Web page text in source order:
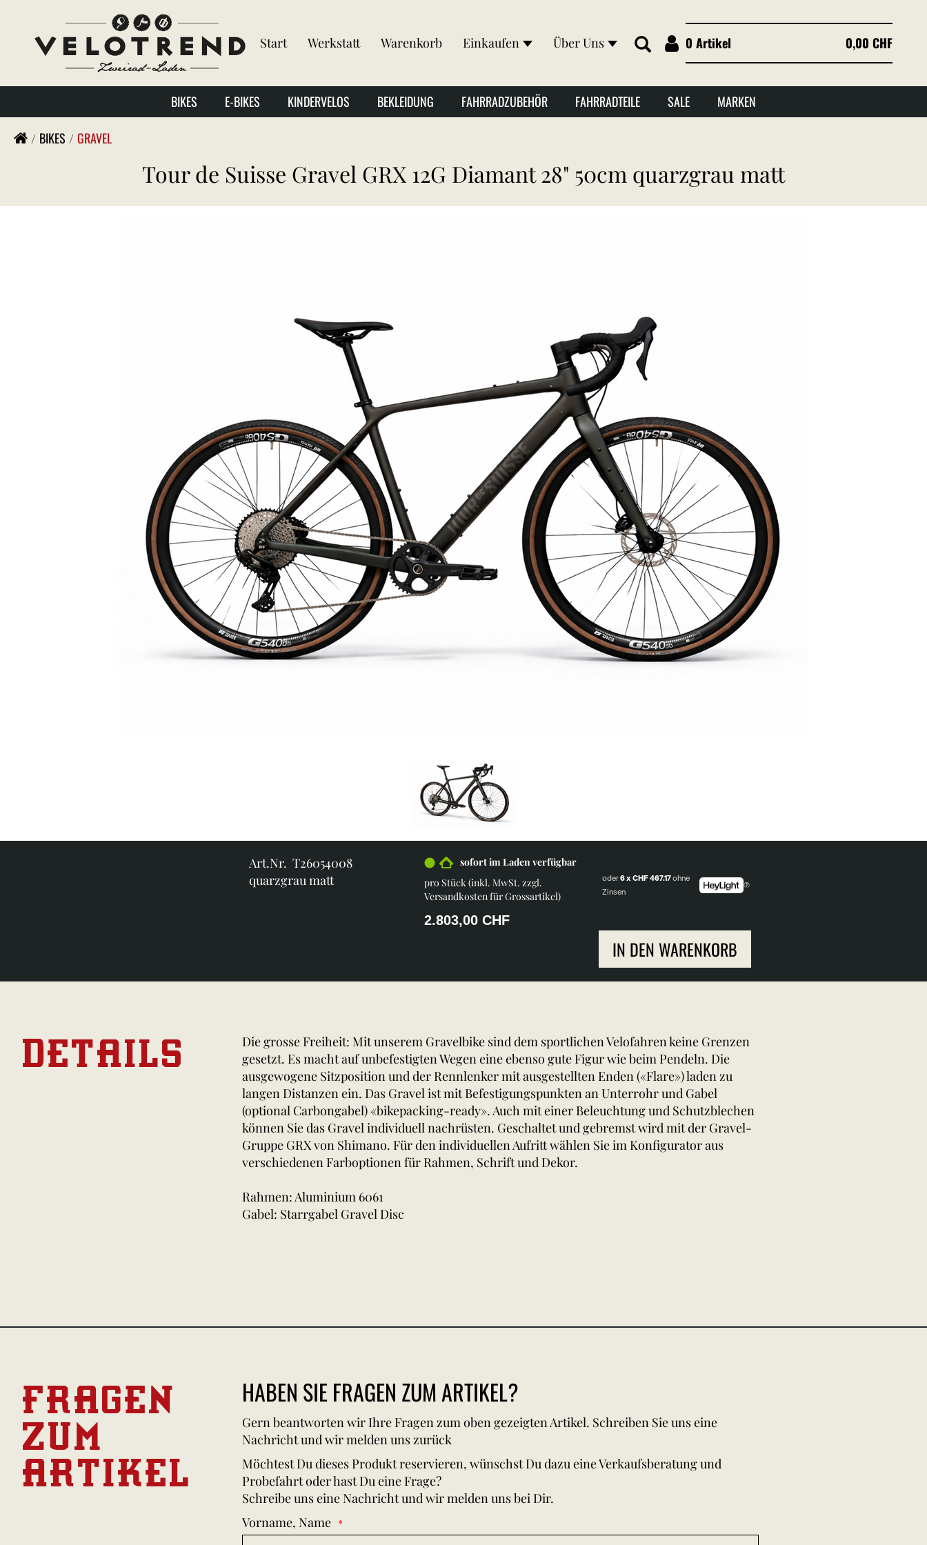
Start Werkstatt Warenkorb Einkaufen Über Uns 0 Artikel 0,00 CHF
BIKES E-BIKES KINDERVELOS BEKLEIDUNG FAHRRADZUBEHÖR FAHRRADTEILE SALE MARKEN
BIKES GRAVEL
Tour de Suisse Gravel GRX 12G Diamant 28" 50cm quarzgrau matt
Art.Nr. T26054008
quarzgrau matt
sofort im Laden verfügbar
pro Stück (inkl. MwSt. zzgl.
Versandkosten für Grossartikel)
2.803,00 CHF
oder6 x CHF 467.17ohne
Zinsen
IN DEN WARENKORB
DETAILS
Die grosse Freiheit: Mit unserem Gravelbike sind dem sportlichen Velofahren keine Grenzen
gesetzt. Es macht auf unbefestigten Wegen eine ebenso gute Figur wie beim Pendeln. Die
ausgewogene Sitzposition und der Rennlenker mit ausgestellten Enden («Flare») laden zu
langen Distanzen ein. Das Gravel ist mit Befestigungspunkten an Unterrohr und Gabel
(optional Carbongabel) «bikepacking-ready». Auch mit einer Beleuchtung und Schutzblechen
können Sie das Gravel individuell nachrüsten. Geschaltet und gebremst wird mit der Gravel-
Gruppe GRX von Shimano. Für den individuellen Aufritt wählen Sie im Konfigurator aus
verschiedenen Farboptionen für Rahmen, Schrift und Dekor.
Rahmen: Aluminium 6061
Gabel: Starrgabel Gravel Disc
FRAGEN
ZUM
ARTIKEL
HABEN SIE FRAGEN ZUM ARTIKEL?
Gern beantworten wir Ihre Fragen zum oben gezeigten Artikel. Schreiben Sie uns eine
Nachricht und wir melden uns zurück
Möchtest Du dieses Produkt reservieren, wünschst Du dazu eine Verkaufsberatung und
Probefahrt oder hast Du eine Frage?
Schreibe uns eine Nachricht und wir melden uns bei Dir.
Vorname, Name